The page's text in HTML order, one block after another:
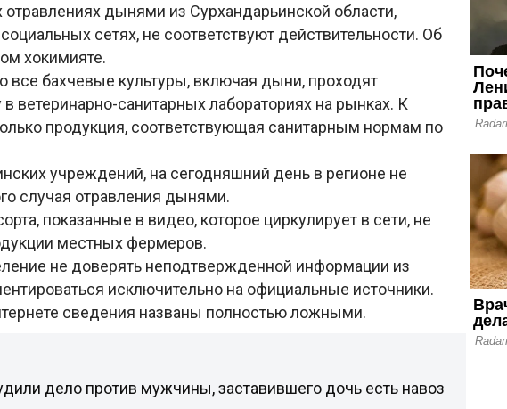
дынями из Сурхандарьинской области,
сетях, не соответствуют действительности. Об
хокимияте.
все бахчевые культуры, включая дыни, проходят
ветеринарно-санитарных лабораториях на рынках. К
продукция, соответствующая санитарным нормам по
учреждений, на сегодняшний день в регионе не
случая отравления дынями.
показанные в видео, которое циркулирует в сети, не
местных фермеров.
не доверять неподтвержденной информации из
исключительно на официальные источники.
сведения названы полностью ложными.
дело против мужчины, заставившего дочь есть навоз